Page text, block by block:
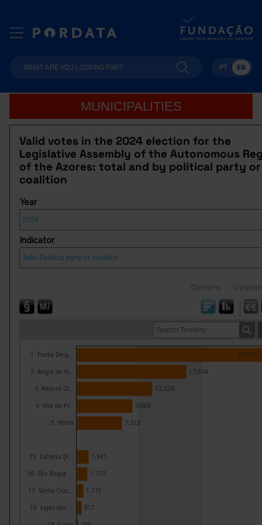
PT EN
MUNICIPALITIES
Valid votes in the 2024 election for the
Legislative Assembly of the Autonomous
of the Azores: total and by political party or
coalition
Year
Indicator
Options
1. Ponta Delg...
2. Angra do H...
3. Ribeira Gr...
4. Vila da Pr...
5. Horta
15. Calheta [R...
16. São Roque ...
17. Santa Cruz...
18. Lajes das ...
29,917
17,694
12,224
9,068
7,323
1,941
1,757
1,175
817